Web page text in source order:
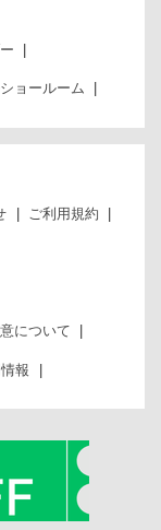
ョールーム
ご利用規約
について
報